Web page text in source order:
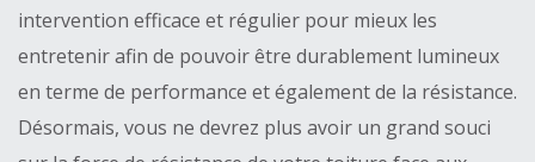
intervention efficace et régulier pour mieux les
entretenir afin de pouvoir être durablement lumineux
en terme de performance et également de la résistance.
Désormais, vous ne devrez plus avoir un grand souci